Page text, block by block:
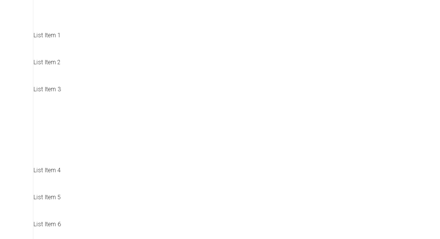
List Item 1
List Item 2
List Item 3
List Item 4
List Item 5
List Item 6